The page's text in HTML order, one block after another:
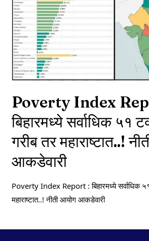
Poverty Index
बिहारमध्ये सर्वाधिक ५१
गरीब तर महाराष्टात..!
आकडेवारी
Poverty Index Report : बिहारमध्ये सर्वाधिक
महाराष्टात..! नीती आयोग आकडेवारी